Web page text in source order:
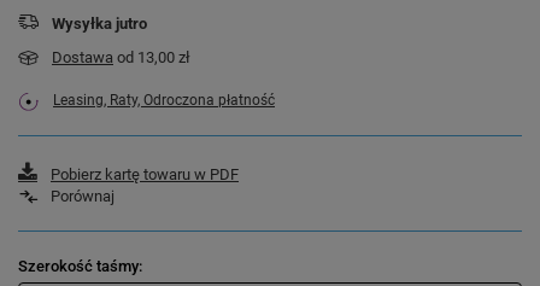
Wysyłka jutro
Dostawa od 13,00 zł
Leasing, Raty, Odroczona płatność
Pobierz kartę towaru w PDF
Porównaj
Szerokość taśmy